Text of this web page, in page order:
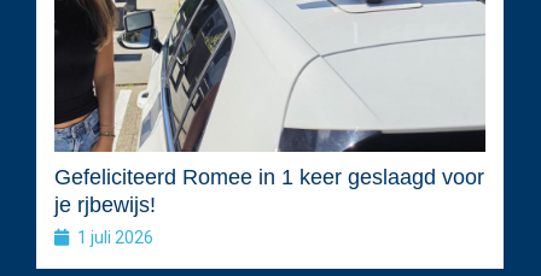
Gefeliciteerd Romee in 1 keer geslaagd voor
je rjbewijs!
1 juli 2026